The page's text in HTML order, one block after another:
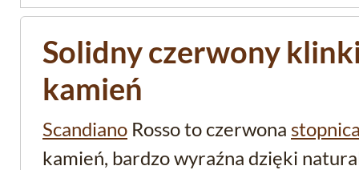
Solidny czerwony
kamień
Scandiano Rosso to czerwona
kamień, bardzo wyraźna dzięki